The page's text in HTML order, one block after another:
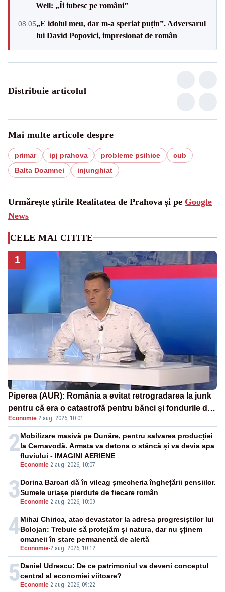
Well: „Îi iubesc pe români”
08:05„E idolul meu, dar m-a speriat puțin”. Adversarul
lui David Popovici, impresionat de român
Distribuie articolul
Mai multe articole despre
primar ipj prahova probleme psihice
cub
Balta Doamnei
injunghiat
Urmărește știrile Realitatea de Prahova și pe Google
News
CELE MAI CITITE
1
Piperea (AUR): România a evitat retrogradarea la junk
pentru că era o catastrofă pentru bănci și fondurile de
pensii
Economie·2 aug. 2026, 10:01
2
Economie-2 aug. 2026, 10:07
Mobilizare masivă pe Dunăre, pentru salvarea producției
la Cernavodă. Armata va detona o stâncă și va devia apa
fluviului - IMAGINI AERIENE
3 Economie-2 aug. 2026, 10:09
Dorina Barcari dă în vileag șmecheria înghețării pensiilor.
Sumele uriașe pierdute de fiecare român
4
Economie-2 aug. 2026, 10:12
Mihai Chirica, atac devastator la adresa progresiștilor lui
Bolojan: Trebuie să protejăm și natura, dar nu șținem
omaneii în stare permanentă de alertă
5 Economie-2 aug. 2026, 09:22
Daniel Udrescu: De ce patrimoniul va deveni conceptul
central al economiei viitoare?